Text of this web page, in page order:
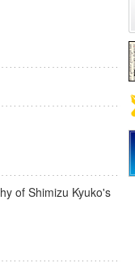
of Shimizu Kyuko's